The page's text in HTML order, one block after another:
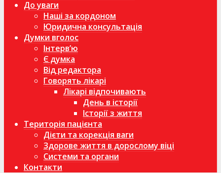
До уваги
Наші за кордоном
Юридична консультація
Думки вголос
Інтерв’ю
Є думка
Від редактора
Говорять лікарі
Лікарі відпочивають
День в історії
Історії з життя
Територія пацієнта
Дієти та корекція ваги
Здорове життя в дорослому віці
Системи та органи
Контакти